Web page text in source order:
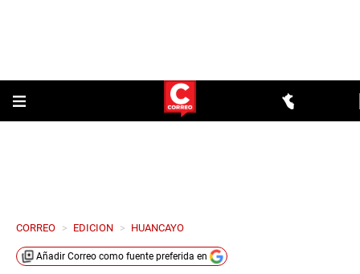
CORREO > EDICION > HUANCAYO
Añadir Correo como fuente preferida en